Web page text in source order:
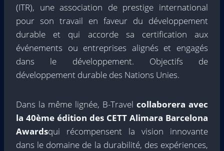
(ITR), une association de prestige international
pour son travail en faveur du développement
durable et qui accorde sa certification aux
événements ou entreprises alignés et engagés
dans le développement. Objectifs de
développement durable des Nations Unies.
Dans la même lignée, B-Travel collaborera avec
la 40ème édition des CETT Alimara Barcelona
Awardsqui récompensent la vision innovante
dans le domaine de la durabilité, des expériences,